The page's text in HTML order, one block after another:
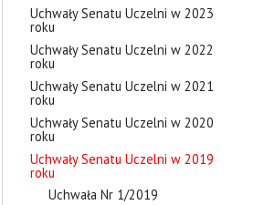
Uchwały Senatu Uczelni w 2023
roku
Uchwały Senatu Uczelni w 2022
roku
Uchwały Senatu Uczelni w 2021
roku
Uchwały Senatu Uczelni w 2020
roku
Uchwały Senatu Uczelni w 2019
roku
Uchwała Nr 1/2019